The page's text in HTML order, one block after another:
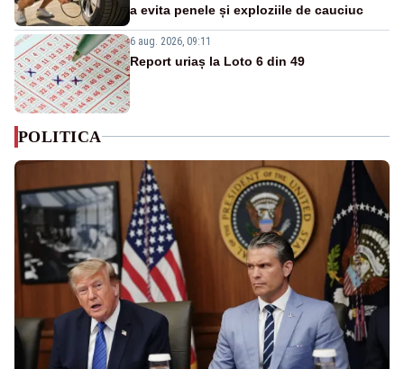
a evita penele și exploziile de cauciuc
6 aug. 2026, 09:11
Report uriaș la Loto 6 din 49
POLITICA